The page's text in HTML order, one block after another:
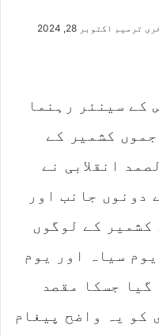
ترمیم اکتوبر 28, 2024
کے سینئر رہنما
جموں کشمیر کے
انقلابی نے
دونوں جانب اور
کشمیر کے لوگوں
2024ء کو یوم سیاہ اور یوم
گیا جسکا مقصد
کو یہ واضح پیغام